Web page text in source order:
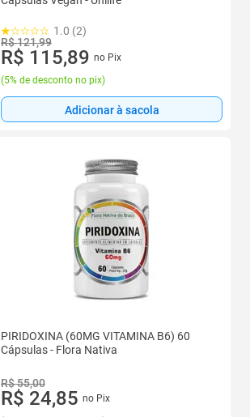
1.0 (2)
R$ 121,99
R$ 115,89 no Pix
(5% de desconto no pix)
Adicionar à sacola
PIRIDOXINA (60MG VITAMINA B6) 60
Cápsulas - Flora Nativa
R$ 55,00
R$ 24,85 no Pix